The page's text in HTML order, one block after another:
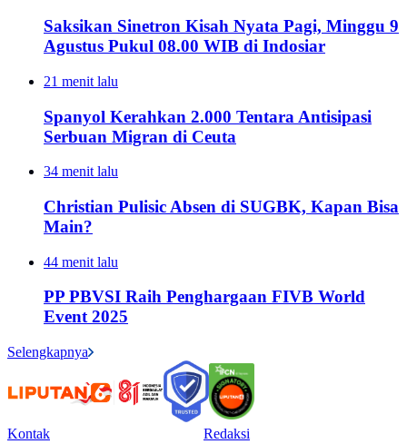
Saksikan Sinetron Kisah Nyata Pagi, Minggu 9
Agustus Pukul 08.00 WIB di Indosiar
21 menit lalu
Spanyol Kerahkan 2.000 Tentara Antisipasi
Serbuan Migran di Ceuta
34 menit lalu
Christian Pulisic Absen di SUGBK, Kapan Bisa
Main?
44 menit lalu
PP PBVSI Raih Penghargaan FIVB World
Event 2025
Selengkapnya
Kontak
Redaksi